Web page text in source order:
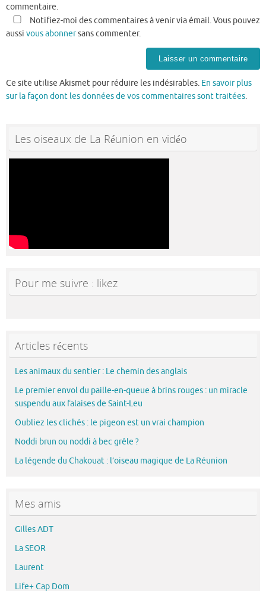
commentaire.
Notifiez-moi des commentaires à venir via émail. Vous pouvez
aussi vous abonnersans commenter.
Ce site utilise Akismet pour réduire les indésirables. En savoir plus
sur la façon dont les données de vos commentaires sont traitées.
Les oiseaux de La Réunion en vidéo
Pour me suivre : likez
Articles récents
Les animaux du sentier : Le chemin des anglais
Le premier envol du paille-en-queue à brins rouges : un miracle
suspendu aux falaises de Saint-Leu
Oubliez les clichés : le pigeon est un vrai champion
Noddi brun ou noddi à bec grêle ?
La légende du Chakouat : l’oiseau magique de La Réunion
Mes amis
Gilles ADT
La SEOR
Laurent
Life+ Cap Dom